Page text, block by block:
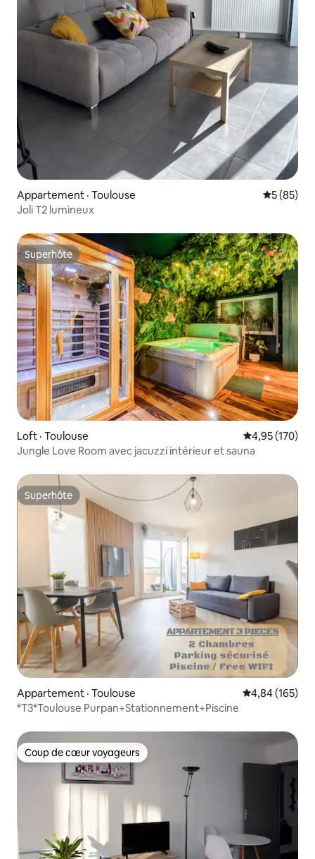
Appartement · Toulouse Note
5 (85)
Joli T2 lumineux
Superhôte
Superhôte
Loft · Toulouse Note
4,95 (170)
Jungle Love Room avec jacuzzi intérieur et sauna
Superhôte
Superhôte
Appartement · Toulouse Note
4,84 (165)
*T3*Toulouse Purpan+Stationnement+Piscine
Coup de cœur voyageurs
Coup de cœur voyageurs